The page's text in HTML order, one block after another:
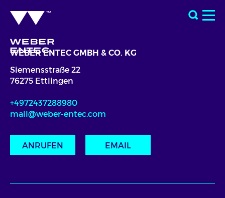
WEBER ENTEC GMBH & CO. KG
Siemensstraße 22
76275 Ettlingen
+4972437288980
mail@weber-entec.com
ANRUFEN EMAIL